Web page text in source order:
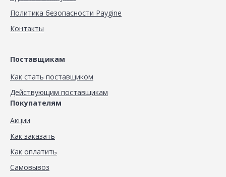
Политика безопасности Paygine
Контакты
Поставщикам
Как стать поставщиком
Действующим поставщикам
Покупателям
Акции
Как заказать
Как оплатить
Самовывоз